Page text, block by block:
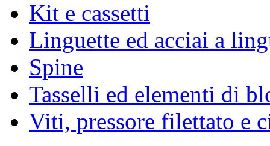
Kit e cassetti
Linguette ed acciai a
Spine
Tasselli ed elementi di
Viti, pressore filettato e